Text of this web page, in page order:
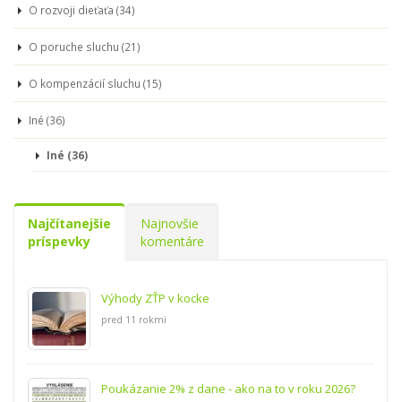
O rozvoji dieťaťa (34)
O poruche sluchu (21)
O kompenzácií sluchu (15)
Iné (36)
Iné (36)
Najčítanejšie
príspevky
Najnovšie
komentáre
Výhody ZŤP v kocke
pred 11 rokmi
Poukázanie 2% z dane - ako na to v roku 2026?